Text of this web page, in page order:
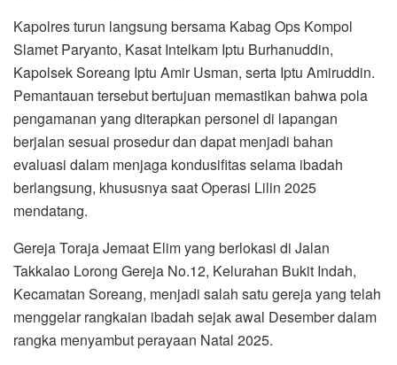
Kapolres turun langsung bersama Kabag Ops Kompol
Slamet Paryanto, Kasat Intelkam Iptu Burhanuddin,
Kapolsek Soreang Iptu Amir Usman, serta Iptu Amiruddin.
Pemantauan tersebut bertujuan memastikan bahwa pola
pengamanan yang diterapkan personel di lapangan
berjalan sesuai prosedur dan dapat menjadi bahan
evaluasi dalam menjaga kondusifitas selama ibadah
berlangsung, khususnya saat Operasi Lilin 2025
mendatang.
Gereja Toraja Jemaat Elim yang berlokasi di Jalan
Takkalao Lorong Gereja No.12, Kelurahan Bukit Indah,
Kecamatan Soreang, menjadi salah satu gereja yang telah
menggelar rangkaian ibadah sejak awal Desember dalam
rangka menyambut perayaan Natal 2025.